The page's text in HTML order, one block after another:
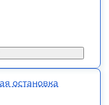
остановка